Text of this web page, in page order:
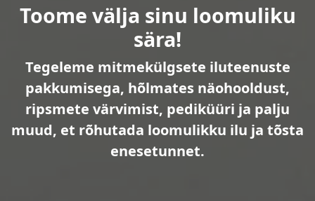
Toome välja sinu loomuliku
sära!
Tegeleme mitmekülgsete iluteenuste
pakkumisega, hõlmates näohooldust,
ripsmete värvimist, pediküüri ja palju
muud, et rõhutada loomulikku ilu ja tõsta
enesetunnet.